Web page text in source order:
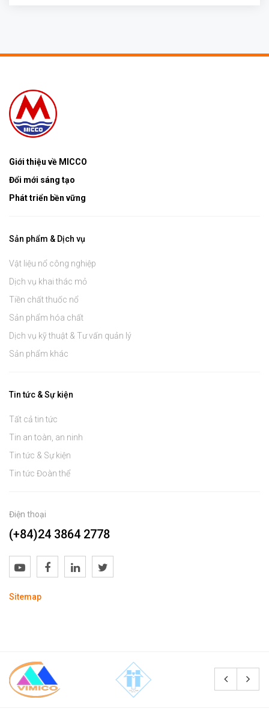
Giới thiệu về MICCO
Đổi mới sáng tạo
Phát triển bền vững
Sản phẩm & Dịch vụ
Vật liệu nổ công nghiệp
Dịch vụ khai thác mỏ
Tiền chất thuốc nổ
Sản phẩm hóa chất
Dịch vụ kỹ thuật & Tư vấn quản lý
Sản phẩm khác
Tin tức & Sự kiện
Tất cả tin tức
Tin an toàn, an ninh
Tin tức & Sự kiện
Tin tức Đoàn thể
Điện thoại
(+84)24 3864 2778
Sitemap